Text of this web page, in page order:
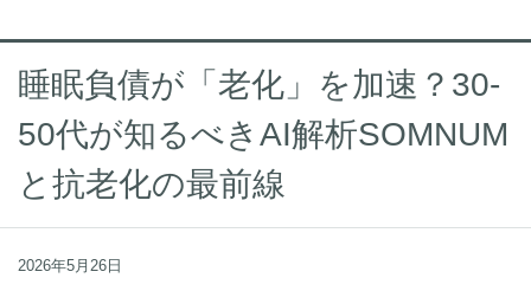
睡眠負債が「老化」を加速？30-
50代が知るべきAI解析SOMNUM
と抗老化の最前線
2026年5月26日